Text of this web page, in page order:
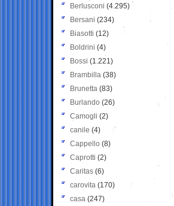
Berlusconi (4.295)
Bersani (234)
Biasotti (12)
Boldrini (4)
Bossi (1.221)
Brambilla (38)
Brunetta (83)
Burlando (26)
Camogli (2)
canile (4)
Cappello (8)
Caprotti (2)
Caritas (6)
carovita (170)
casa (247)